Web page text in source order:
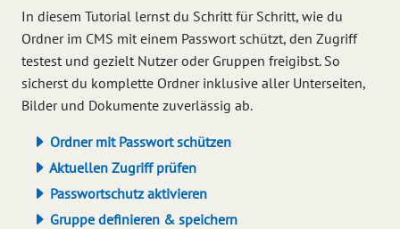
In diesem Tutorial lernst du Schritt für Schritt, wie du
Ordner im CMS mit einem Passwort schützt, den Zugriff
testest und gezielt Nutzer oder Gruppen freigibst. So
sicherst du komplette Ordner inklusive aller Unterseiten,
Bilder und Dokumente zuverlässig ab.
Ordner mit Passwort schützen
Aktuellen Zugriff prüfen
Passwortschutz aktivieren
Gruppe definieren & speichern